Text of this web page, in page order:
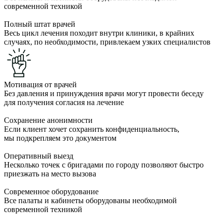
современной техникой
Полный штат врачей
Весь цикл лечения походит внутри клиники, в крайних
случаях, по необходимости, привлекаем узких специалистов
Мотивация от врачей
Без давления и принуждения врачи могут провести беседу
для получения согласия на лечение
Сохранение анонимности
Если клиент хочет сохранить конфиденциальность,
мы подкрепляем это документом
Оперативный выезд
Несколько точек с бригадами по городу позволяют быстро
приезжать на место вызова
Современное оборудование
Все палаты и кабинеты оборудованы необходимой
современной техникой